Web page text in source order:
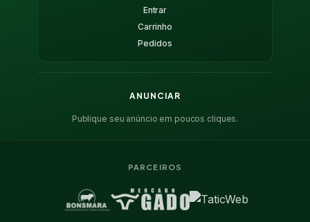
Entrar
Carrinho
Pedidos
ANUNCIAR
Publique seu anúncio em poucos cliques.
PARCEIROS